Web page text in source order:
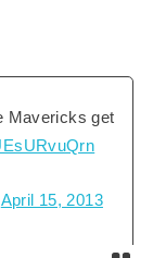
Mavericks get
April 15, 2013